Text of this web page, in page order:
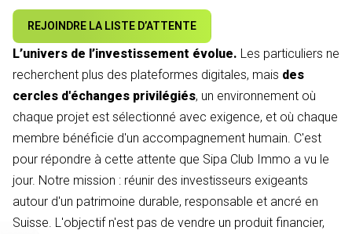
REJOINDRE LA LISTE D’ATTENTE
L’univers de l’investissement évolue. Les particuliers ne
recherchent plus des plateformes digitales, mais des
cercles d'échanges privilégiés, un environnement où
chaque projet est sélectionné avec exigence, et où chaque
membre bénéficie d'un accompagnement humain. C'est
pour répondre à cette attente que Sipa Club Immo a vu le
jour. Notre mission : réunir des investisseurs exigeants
autour d'un patrimoine durable, responsable et ancré en
Suisse. L'objectif n'est pas de vendre un produit financier,